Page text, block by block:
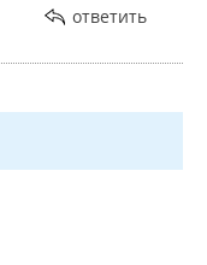
ответить